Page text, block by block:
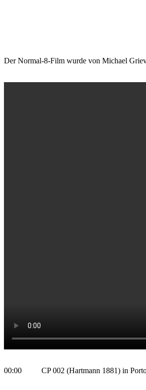
Der Normal-8-Film wurde von Michael
00:00 CP 002 (Hartmann 1881) in